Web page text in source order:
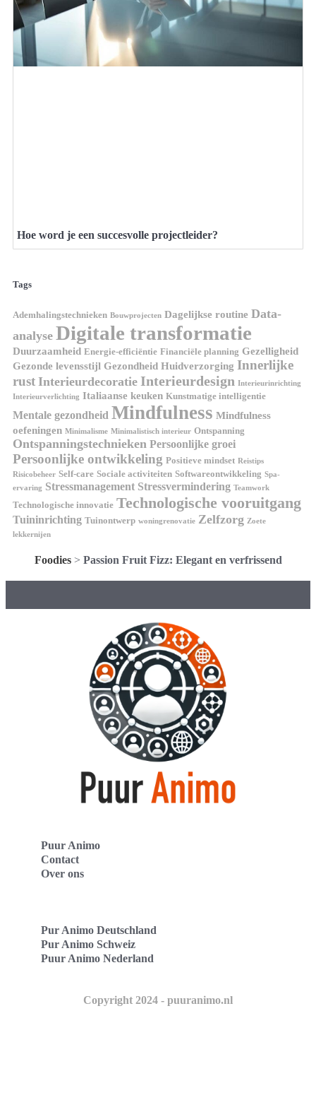
Hoe word je een succesvolle projectleider?
Tags
Ademhalingstechnieken Bouwprojecten Dagelijkse routine Data-
analyse Digitale transformatie
Duurzaamheid Energie-efficiëntie Financiële planning Gezelligheid
Gezonde levensstijl Gezondheid Huidverzorging Innerlijke
rust Interieurdecoratie Interieurdesign Interieurinrichting
Interieurverlichting Italiaanse keuken Kunstmatige intelligentie
Mentale gezondheid Mindfulness Mindfulness
oefeningen Minimalisme Minimalistisch interieur Ontspanning
Ontspanningstechnieken Persoonlijke groei
Persoonlijke ontwikkeling Positieve mindset Reistips
Risicobeheer Self-care Sociale activiteiten Softwareontwikkeling Spa-
ervaring Stressmanagement Stressvermindering Teamwork
Technologische innovatie Technologische vooruitgang
Tuininrichting Tuinontwerp woningrenovatie Zelfzorg Zoete
lekkernijen
Foodies> Passion Fruit Fizz: Elegant en verfrissend
Puur Animo
Contact
Over ons
Pur Animo Deutschland
Pur Animo Schweiz
Puur Animo Nederland
Copyright 2024 - puuranimo.nl